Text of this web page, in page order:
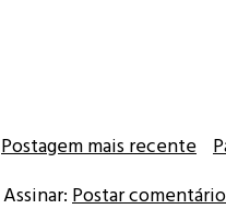
Postagem mais recente
Assinar: Postar